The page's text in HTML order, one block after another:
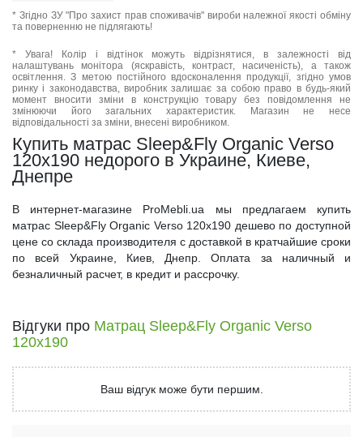
* Згідно ЗУ "Про захист прав споживачів" вироби належної якості обміну
та поверненню не підлягають!
* Увага! Колір і відтінок можуть відрізнятися, в залежності від
налаштувань монітора (яскравість, контраст, насиченість), а також
освітлення. З метою постійного вдосконалення продукції, згідно умов
ринку і законодавства, виробник залишає за собою право в будь-який
момент вносити зміни в конструкцію товару без повідомлення не
змінюючи його загальних характеристик. Магазин не несе
відповідальності за зміни, внесені виробником.
Купить матрас Sleep&Fly Organic Verso
120x190 недорого в Украине, Киеве,
Днепре
В интернет-магазине ProMebli.ua мы предлагаем купить
матрас Sleep&Fly Organic Verso 120x190 дешево по доступной
цене со склада производителя с доставкой в кратчайшие сроки
по всей Украине, Киев, Днепр. Оплата за наличный и
безналичный расчет, в кредит и рассрочку.
Відгуки про Матрац Sleep&Fly Organic Verso
120x190
Ваш відгук може бути першим.